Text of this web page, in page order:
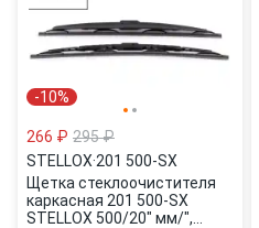
-10%
266 ₽ 295 ₽
STELLOX·201 500-SX
Щетка стеклоочистителя
каркасная 201 500-SX
STELLOX 500/20" мм/",